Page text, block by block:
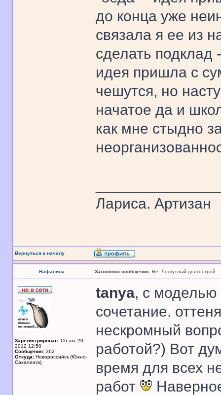
до конца уже
связала я ее из
сделать подклад
идея пришла с
чешутся, но
начатое да и
как мне стыдно
Лариса. Артизан
Вернуться к началу
Нафанила Заголовок сообщения: Re: Лоскутный долгострой
Зарегистрирован: Сб окт 20,
2012 12:50
Сообщения: 362
Откуда: Новороссийск (Южно-
Сахалинск)
tanya, с моделью
сочетание.
нескромный
работой?) Вот
время для всех
работ